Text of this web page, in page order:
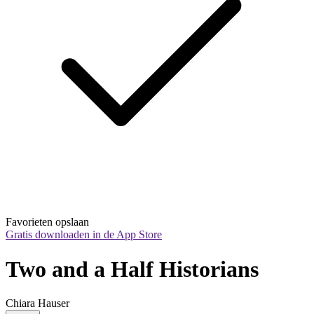
Favorieten opslaan
Gratis downloaden in de App Store
Two and a Half Historians
Chiara Hauser